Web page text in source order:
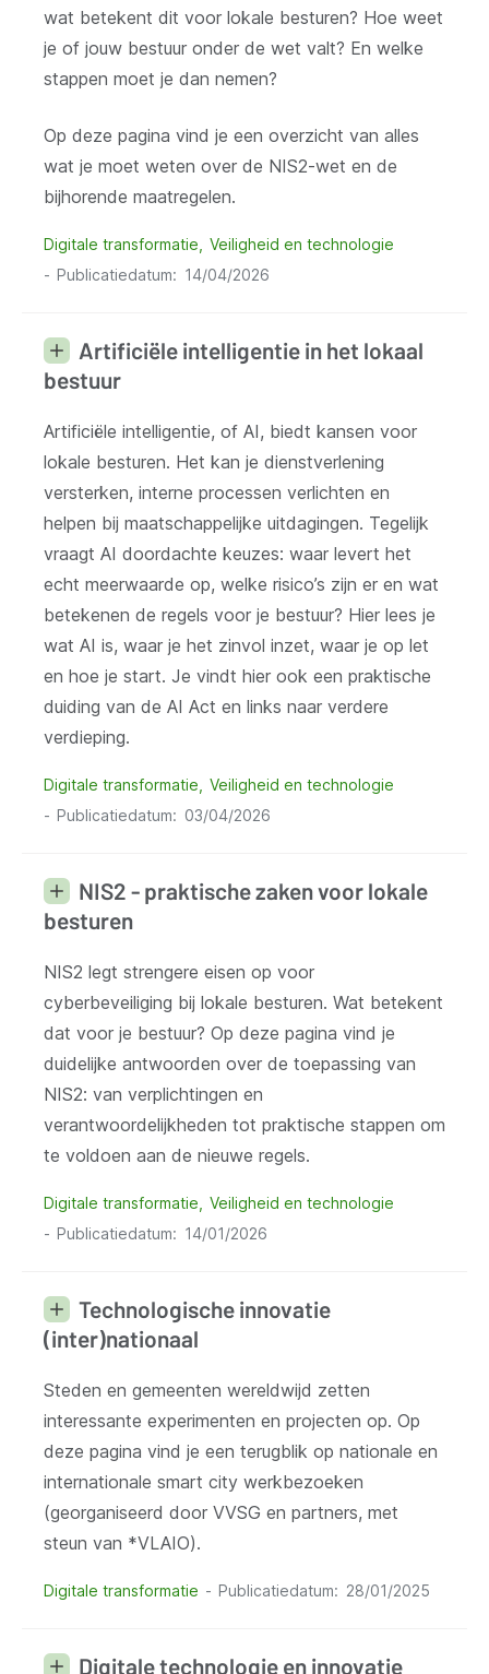
wat betekent dit voor lokale besturen? Hoe weet
je of jouw bestuur onder de wet valt? En welke
stappen moet je dan nemen?
Op deze pagina vind je een overzicht van alles
wat je moet weten over de NIS2-wet en de
bijhorende maatregelen.
Digitale transformatie
Veiligheid en technologie
Publicatiedatum
14/04/2026
Artificiële intelligentie in het lokaal
bestuur
Artificiële intelligentie, of AI, biedt kansen voor
lokale besturen. Het kan je dienstverlening
versterken, interne processen verlichten en
helpen bij maatschappelijke uitdagingen. Tegelijk
vraagt AI doordachte keuzes: waar levert het
echt meerwaarde op, welke risico’s zijn er en wat
betekenen de regels voor je bestuur? Hier lees je
wat AI is, waar je het zinvol inzet, waar je op let
en hoe je start. Je vindt hier ook een praktische
duiding van de AI Act en links naar verdere
verdieping.
Digitale transformatie
Veiligheid en technologie
Publicatiedatum
03/04/2026
NIS2 - praktische zaken voor lokale
besturen
NIS2 legt strengere eisen op voor
cyberbeveiliging bij lokale besturen. Wat betekent
dat voor je bestuur? Op deze pagina vind je
duidelijke antwoorden over de toepassing van
NIS2: van verplichtingen en
verantwoordelijkheden tot praktische stappen om
te voldoen aan de nieuwe regels.
Digitale transformatie
Veiligheid en technologie
Publicatiedatum
14/01/2026
Technologische innovatie
(inter)nationaal
Steden en gemeenten wereldwijd zetten
interessante experimenten en projecten op. Op
deze pagina vind je een terugblik op nationale en
internationale smart city werkbezoeken
(georganiseerd door VVSG en partners, met
steun van *VLAIO).
Digitale transformatie Publicatiedatum 28/01/2025
Digitale technologie en innovatie